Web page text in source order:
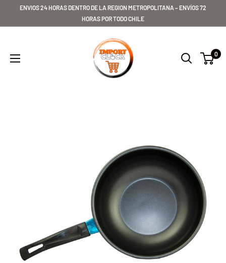
ENVIOS 24 HORAS DENTRO DE LA REGION METROPOLITANA – ENVÍOS 72
HORAS POR TODO CHILE
Importclick
0